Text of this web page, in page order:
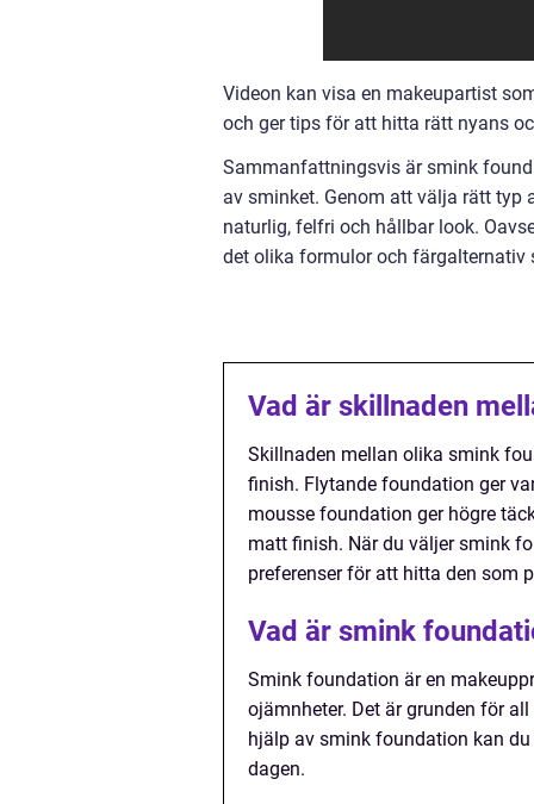
Videon kan visa en makeupartist
och ger tips för att hitta rätt nyans
Sammanfattningsvis är smink
av sminket. Genom att välja rätt typ
naturlig, felfri och hållbar look.
det olika formulor och färgalternativ
Vad är skillnaden
Skillnaden mellan olika smink
finish. Flytande foundation ger
mousse foundation ger högre
matt finish. När du väljer smink
preferenser för att hitta den som
Vad är smink
Smink foundation är en
ojämnheter. Det är grunden för
hjälp av smink foundation kan
dagen.